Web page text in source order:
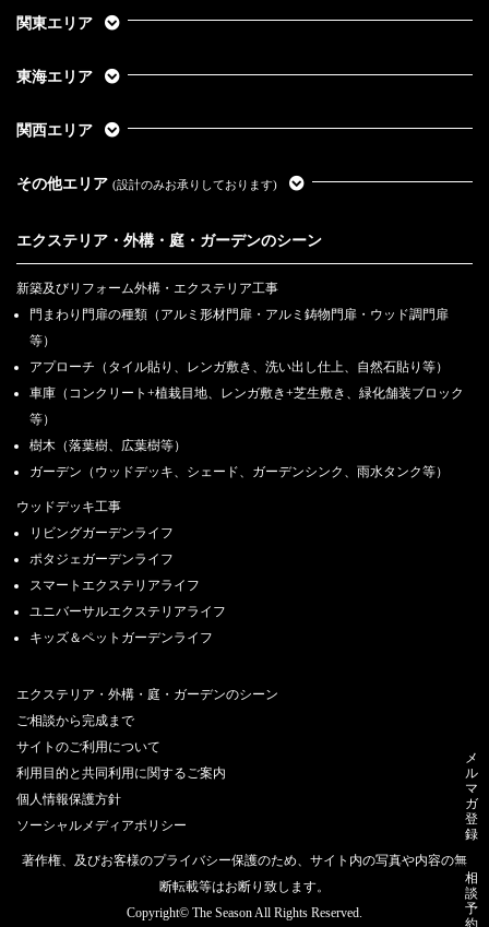
関東エリア
東海エリア
関西エリア
その他エリア (設計のみお承りしております)
エクステリア・外構・庭・ガーデンのシーン
新築及びリフォーム外構・エクステリア工事
門まわり門扉の種類（アルミ形材門扉・アルミ鋳物門扉・ウッド調門扉
等）
アプローチ（タイル貼り、レンガ敷き、洗い出し仕上、自然石貼り等）
車庫（コンクリート+植栽目地、レンガ敷き+芝生敷き、緑化舗装ブロック
等）
樹木（落葉樹、広葉樹等）
ガーデン（ウッドデッキ、シェード、ガーデンシンク、雨水タンク等）
ウッドデッキ工事
リビングガーデンライフ
ポタジェガーデンライフ
スマートエクステリアライフ
ユニバーサルエクステリアライフ
キッズ＆ペットガーデンライフ
エクステリア・外構・庭・ガーデンのシーン
ご相談から完成まで
サイトのご利用について
利用目的と共同利用に関するご案内
個人情報保護方針
ソーシャルメディアポリシー
著作権、及びお客様のプライバシー保護のため、サイト内の写真や内容の無
断転載等はお断り致します。
Copyright© The Season All Rights Reserved.
メ
ル
マ
ガ
登
録
相
談
予
約